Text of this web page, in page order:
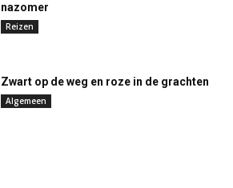
nazomer
Reizen
Zwart op de weg en roze in de grachten
Algemeen